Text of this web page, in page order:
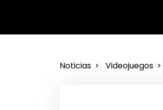
Noticias Videojuegos